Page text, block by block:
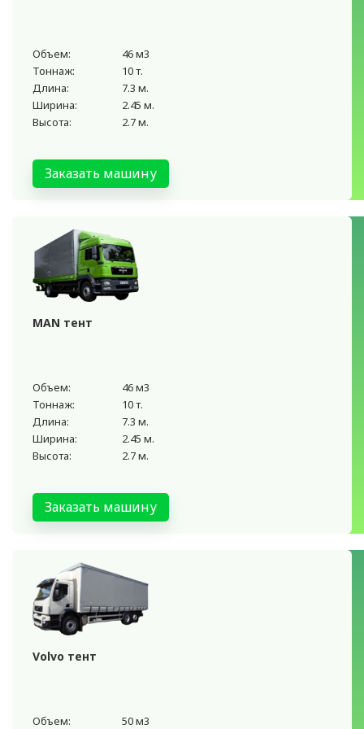
Объем:
46 м3
Тоннаж:
10 т.
Длина:
7.3 м.
Ширина:
2.45 м.
Высота:
2.7 м.
Заказать машину
MAN тент
Объем:
46 м3
Тоннаж:
10 т.
Длина:
7.3 м.
Ширина:
2.45 м.
Высота:
2.7 м.
Заказать машину
Volvo тент
Объем: 50 м3